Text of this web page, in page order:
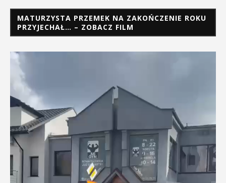
MATURZYSTA PRZEMEK NA ZAKOŃCZENIE ROKU
PRZYJECHAŁ… – ZOBACZ FILM
Odtwarzacz